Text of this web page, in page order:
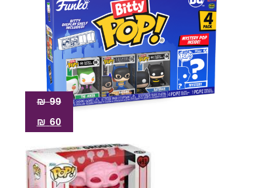
99
₪
60
₪